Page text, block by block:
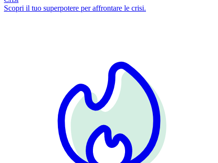
Scopri il tuo superpotere per affrontare le crisi.